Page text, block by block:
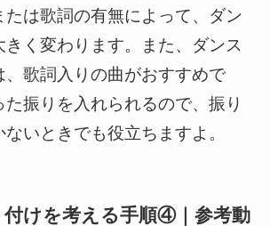
たは歌詞の有無によって、ダン
きく変わります。また、ダンス
、歌詞入りの曲がおすすめで
振りを入れられるので、振り
いときでも役立ちますよ。
付けを考える手順④｜参考動